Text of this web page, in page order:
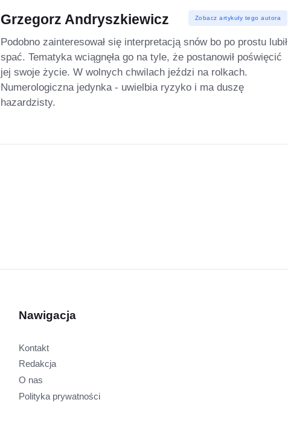
Grzegorz Andryszkiewicz Zobacz artykuły tego autora
Podobno zainteresował się interpretacją snów bo po prostu lubił
spać. Tematyka wciągnęła go na tyle, że postanowił poświęcić
jej swoje życie. W wolnych chwilach jeździ na rolkach.
Numerologiczna jedynka - uwielbia ryzyko i ma duszę
hazardzisty.
Nawigacja
Kontakt
Redakcja
O nas
Polityka prywatności